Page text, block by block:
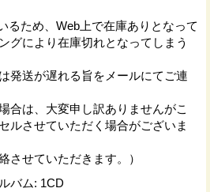
るため、Web上で在庫ありとなって
グにより在庫切れとなってしまう
発送が遅れる旨をメールにてご連
合は、大変申し訳ありませんがこ
ルさせていただく場合がございま
させていただきます。）
バム: 1CD